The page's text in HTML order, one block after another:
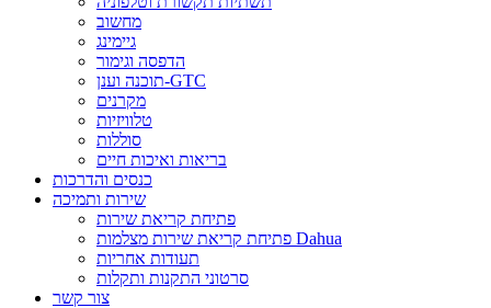
מחשוב
גיימינג
הדפסה וגימור
תוכנה וענן-GTC
מקרנים
טלוויזיות
סוללות
בריאות ואיכות חיים
כנסים והדרכות
שירות ותמיכה
פתיחת קריאת שירות
פתיחת קריאת שירות מצלמות Dahua
תעודות אחריות
סרטוני התקנות ותקלות
צור קשר